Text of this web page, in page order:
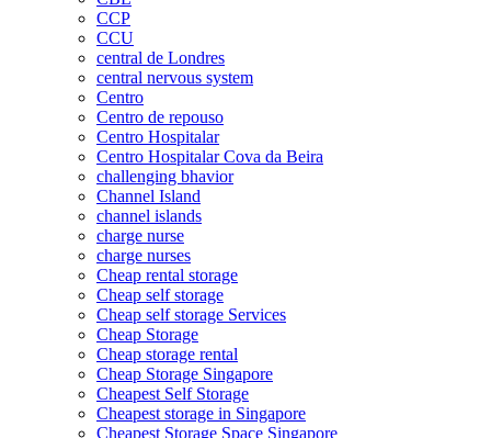
CCP
CCU
central de Londres
central nervous system
Centro
Centro de repouso
Centro Hospitalar
Centro Hospitalar Cova da Beira
challenging bhavior
Channel Island
channel islands
charge nurse
charge nurses
Cheap rental storage
Cheap self storage
Cheap self storage Services
Cheap Storage
Cheap storage rental
Cheap Storage Singapore
Cheapest Self Storage
Cheapest storage in Singapore
Cheapest Storage Space Singapore